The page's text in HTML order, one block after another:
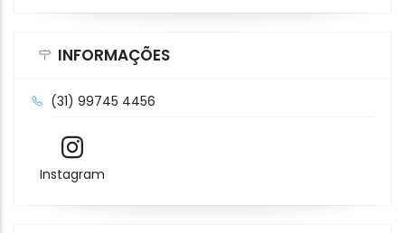
INFORMAÇÕES
(31) 99745 4456
Instagram